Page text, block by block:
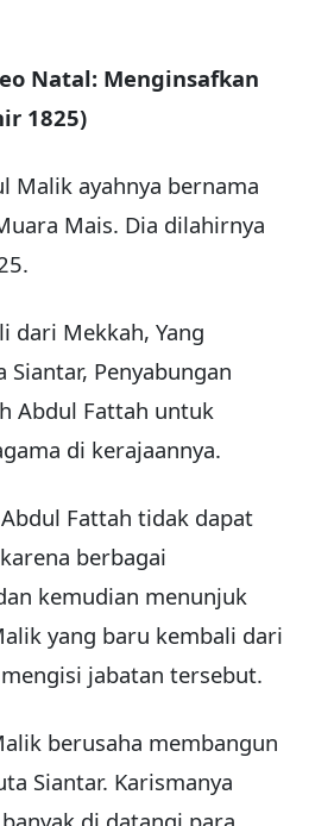
Natal: Menginsafkan
1825)
Malik ayahnya bernama
Mais. Dia dilahirnya
dari Mekkah, Yang
Penyabungan
Abdul Fattah untuk
di kerajaannya.
Fattah tidak dapat
berbagai
kemudian menunjuk
yang baru kembali dari
jabatan tersebut.
berusaha membangun
Siantar. Karismanya